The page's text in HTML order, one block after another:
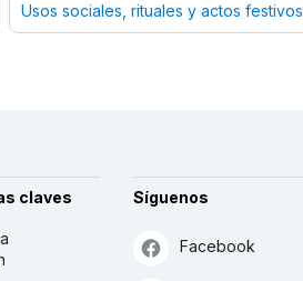
Usos sociales, rituales y actos festivos
claves Síguenos
Facebook